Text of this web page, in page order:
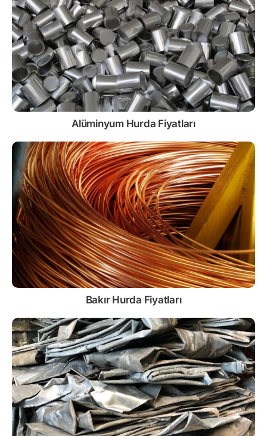
Alüminyum Hurda Fiyatları
Bakır Hurda Fiyatları